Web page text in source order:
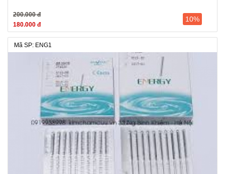
200.000 đ
180.000 đ
10%
Mã SP: ENG1